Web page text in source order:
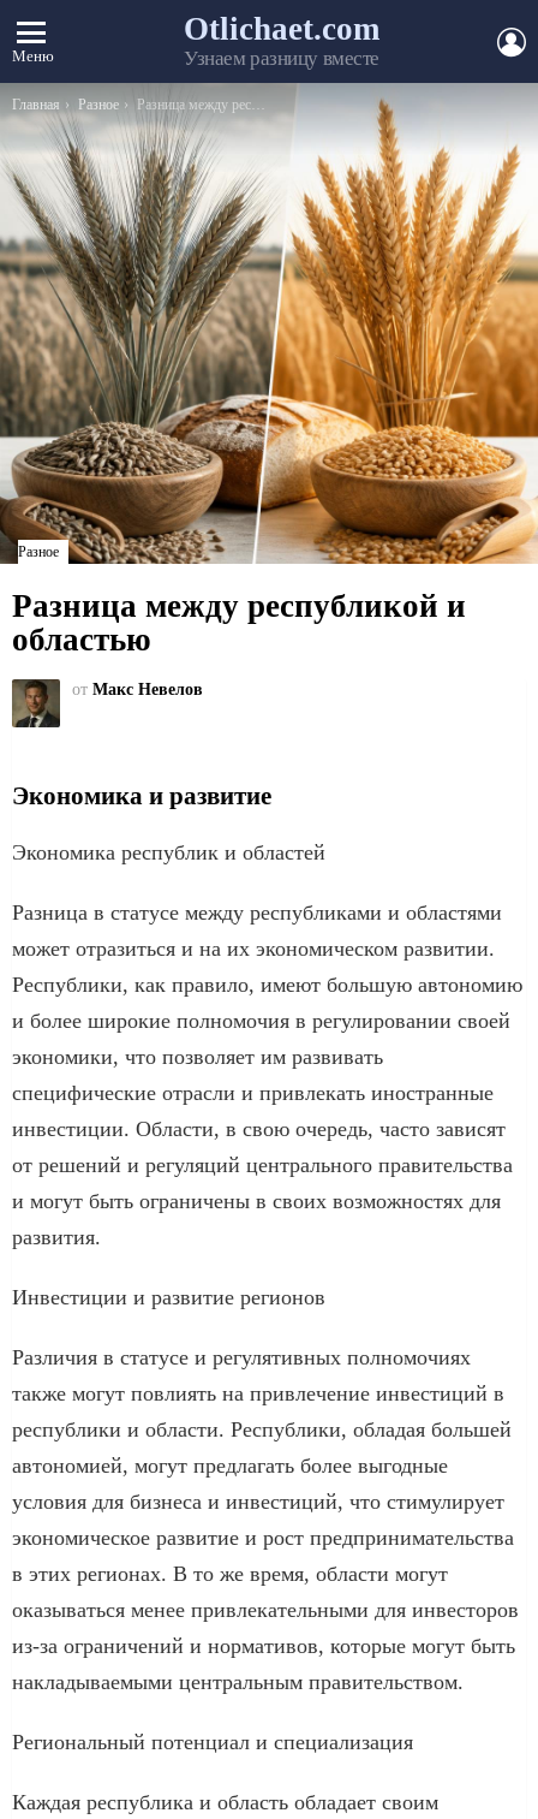
Меню
Otlichaet.com
Узнаем разницу вместе
Вы здесь:
Главная Разное Разница между республикой и областью
Разное
Разница между республикой и
областью
от Макс Невелов
Экономика и развитие
Экономика республик и областей
Разница в статусе между республиками и областями
может отразиться и на их экономическом развитии.
Республики, как правило, имеют большую автономию
и более широкие полномочия в регулировании своей
экономики, что позволяет им развивать
специфические отрасли и привлекать иностранные
инвестиции. Области, в свою очередь, часто зависят
от решений и регуляций центрального правительства
и могут быть ограничены в своих возможностях для
развития.
Инвестиции и развитие регионов
Различия в статусе и регулятивных полномочиях
также могут повлиять на привлечение инвестиций в
республики и области. Республики, обладая большей
автономией, могут предлагать более выгодные
условия для бизнеса и инвестиций, что стимулирует
экономическое развитие и рост предпринимательства
в этих регионах. В то же время, области могут
оказываться менее привлекательными для инвесторов
из-за ограничений и нормативов, которые могут быть
накладываемыми центральным правительством.
Региональный потенциал и специализация
Каждая республика и область обладает своим